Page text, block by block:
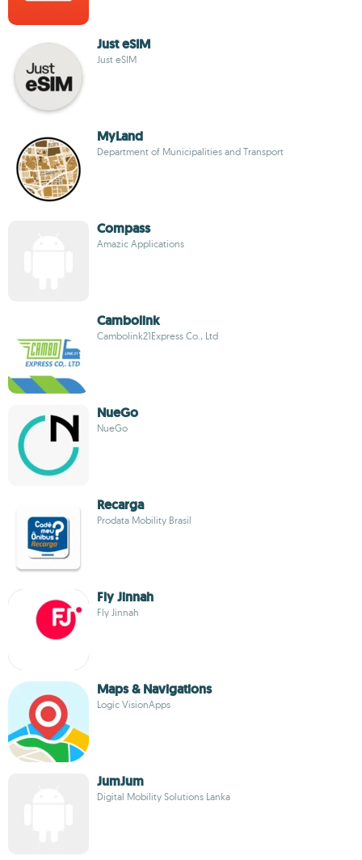
Just eSIM
Just eSIM
MyLand
Department of Municipalities and Transport
Compass
Amazic Applications
Cambolink
Cambolink21Express Co., Ltd
NueGo
NueGo
Recarga
Prodata Mobility Brasil
Fly Jinnah
Fly Jinnah
Maps & Navigations
Logic VisionApps
JumJum
Digital Mobility Solutions Lanka